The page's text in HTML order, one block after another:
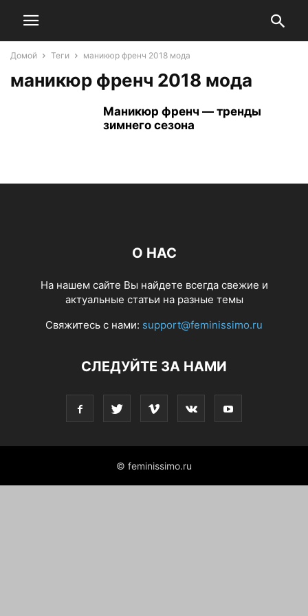
Домой Теги маникюр френч 2018 мода
маникюр френч 2018 мода
Маникюр френч — тренды
зимнего сезона
О НАС
На нашем сайте Вы найдете всегда свежие и
актуальные статьи на разные темы
Свяжитесь с нами: support@feminissimo.ru
СЛЕДУЙТЕ ЗА НАМИ
© feminissimo.ru